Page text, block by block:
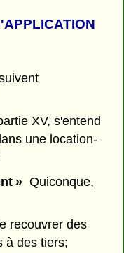
XV, s'entend
une location-
» Quiconque,
recouvrer des
à des tiers;